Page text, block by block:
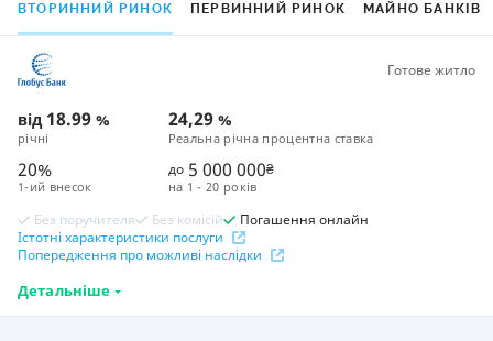
ВТОРИННИЙ РИНОК ПЕРВИННИЙ РИНОК МАЙНО БАНКІВ
Готове житло
від 18.99 %
річні
24,29%
Реальна річна процентна ставка
20%
1-ий внесок
до 5 000 000₴
на 1 - 20 років
Без поручителя Без комісій
Погашення онлайн
Істотні характеристики послуги
Попередження про можливі наслідки
Детальніше